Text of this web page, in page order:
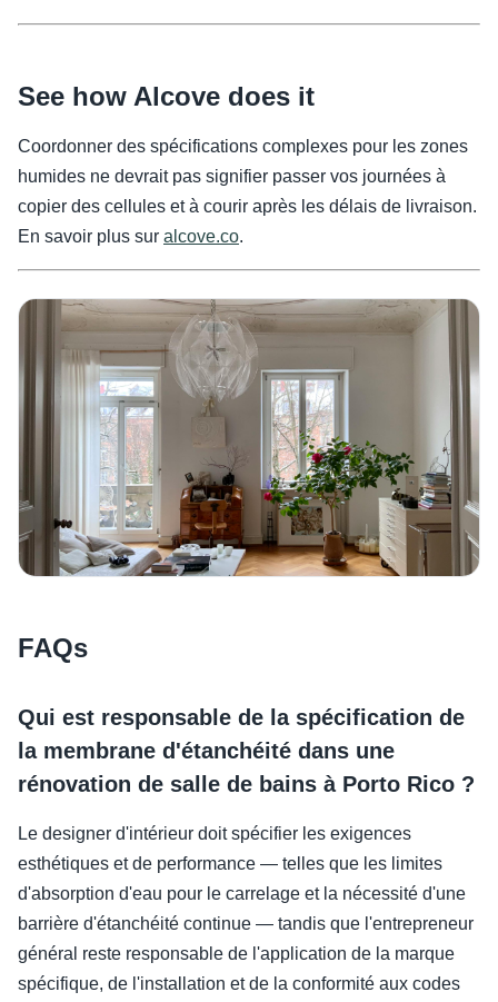
See how Alcove does it
Coordonner des spécifications complexes pour les zones
humides ne devrait pas signifier passer vos journées à
copier des cellules et à courir après les délais de livraison.
En savoir plus sur alcove.co.
FAQs
Qui est responsable de la spécification de
la membrane d'étanchéité dans une
rénovation de salle de bains à Porto Rico ?
Le designer d'intérieur doit spécifier les exigences
esthétiques et de performance — telles que les limites
d'absorption d'eau pour le carrelage et la nécessité d'une
barrière d'étanchéité continue — tandis que l'entrepreneur
général reste responsable de l'application de la marque
spécifique, de l'installation et de la conformité aux codes